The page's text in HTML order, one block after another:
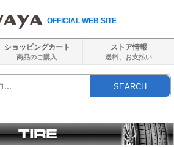
OFFICIAL WEB SITE
ショッピングカート
商品のご購入
ストア情報
送料、 お支払い
SEARCH